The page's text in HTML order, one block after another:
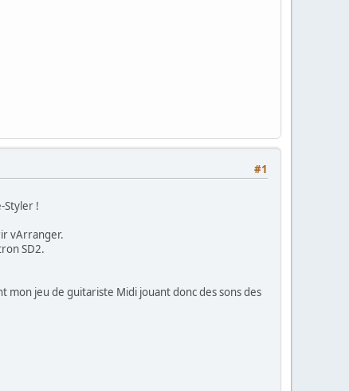
#1
Styler !
vArranger.
SD2.
mon jeu de guitariste Midi jouant donc des sons des